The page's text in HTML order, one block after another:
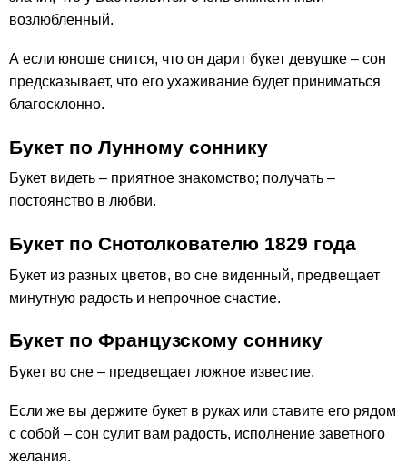
возлюбленный.
А если юноше снится, что он дарит букет девушке – сон
предсказывает, что его ухаживание будет приниматься
благосклонно.
Букет по Лунному соннику
Букет видеть – приятное знакомство; получать –
постоянство в любви.
Букет по Снотолкователю 1829 года
Букет из разных цветов, во сне виденный, предвещает
минутную радость и непрочное счастие.
Букет по Французскому соннику
Букет во сне – предвещает ложное известие.
Если же вы держите букет в руках или ставите его рядом
с собой – сон сулит вам радость, исполнение заветного
желания.